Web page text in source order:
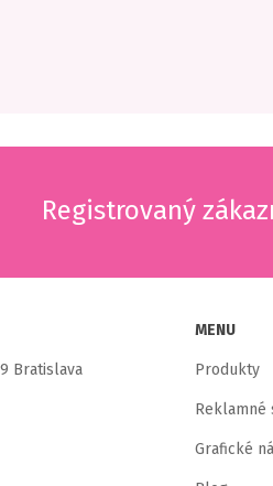
Registrovaný
Bratislava
MENU
Produkty
Reklamné
Grafické